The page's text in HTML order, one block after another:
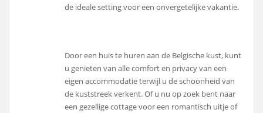
de ideale setting voor een onvergetelijke vakantie.
Door een huis te huren aan de Belgische kust, kunt
u genieten van alle comfort en privacy van een
eigen accommodatie terwijl u de schoonheid van
de kuststreek verkent. Of u nu op zoek bent naar
een gezellige cottage voor een romantisch uitje of